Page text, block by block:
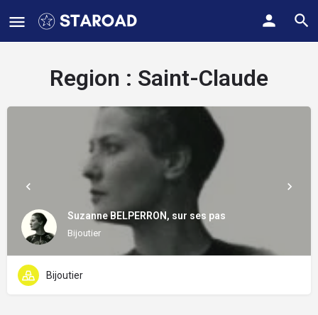
Region : Saint-Claude
Suzanne BELPERRON, sur ses pas
Bijoutier
Bijoutier